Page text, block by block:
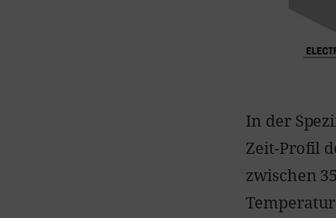
In der
Zeit-Profil
zwischen